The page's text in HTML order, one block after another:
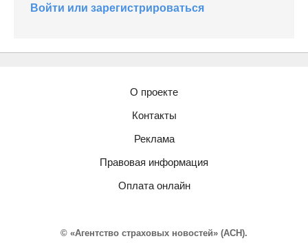
Войти или зарегистрироваться
О проекте
Контакты
Реклама
Правовая информация
Оплата онлайн
© «Агентство страховых новостей» (АСН).